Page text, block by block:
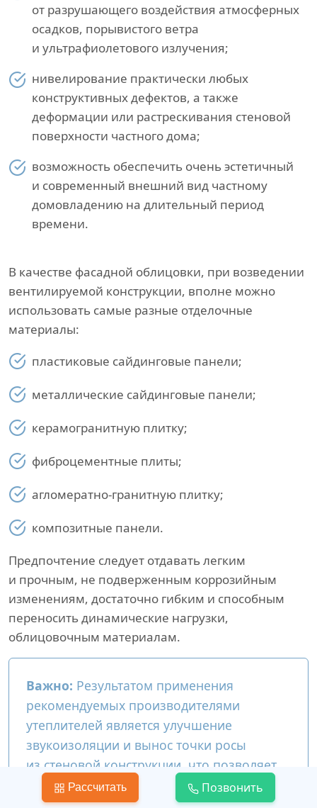
от разрушающего воздействия атмосферных
осадков, порывистого ветра
и ультрафиолетового излучения;
нивелирование практически любых
конструктивных дефектов, а также
деформации или растрескивания стеновой
поверхности частного дома;
возможность обеспечить очень эстетичный
и современный внешний вид частному
домовладению на длительный период
времени.
В качестве фасадной облицовки, при возведении
вентилируемой конструкции, вполне можно
использовать самые разные отделочные
материалы:
пластиковые сайдинговые панели;
металлические сайдинговые панели;
керамогранитную плитку;
фиброцементные плиты;
агломератно-гранитную плитку;
композитные панели.
Предпочтение следует отдавать легким
и прочным, не подверженным коррозийным
изменениям, достаточно гибким и способным
переносить динамические нагрузки,
облицовочным материалам.
Важно: Результатом применения
рекомендуемых производителями
утеплителей является улучшение
звукоизоляции и вынос точки росы
из стеновой конструкции, что позволяет
продлить срок беспроблемной
эксплуатации частного загородного дома.
Рассчитать Позвонить